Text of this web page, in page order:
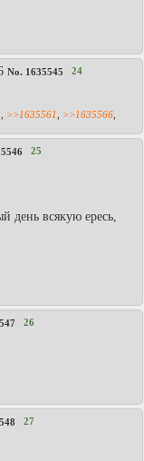
No. 1635545 24
>>1635561 >>1635566
25
день всякую ересь,
26
27